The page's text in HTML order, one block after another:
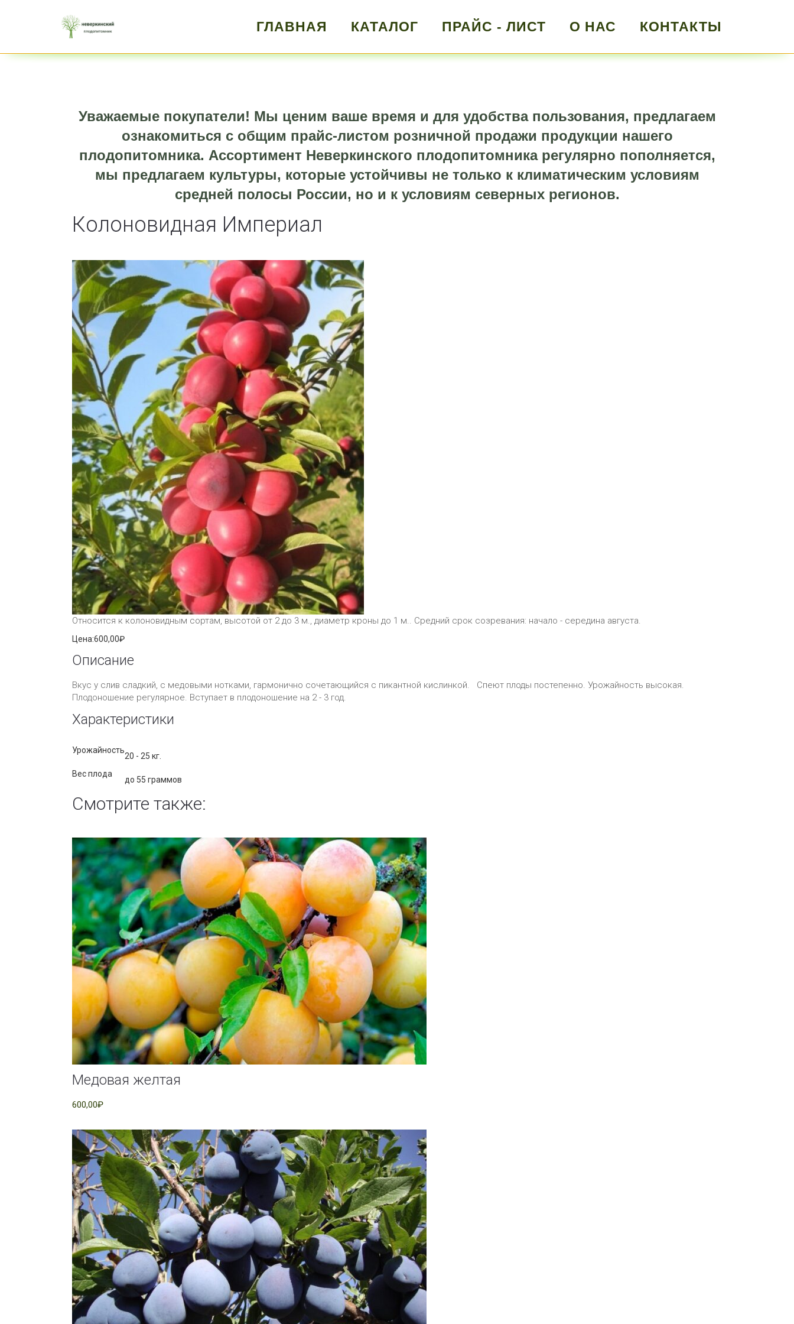
ГЛАВНАЯ КАТАЛОГ ПРАЙС - ЛИСТ О НАС КОНТАКТЫ
Уважаемые покупатели! Мы ценим ваше время и для удобства пользования, предлагаем
ознакомиться с общим прайс-листом розничной продажи продукции нашего
плодопитомника. Ассортимент Неверкинского плодопитомника регулярно пополняется,
мы предлагаем культуры, которые устойчивы не только к климатическим условиям
средней полосы России, но и к условиям северных регионов.
Колоновидная Империал
Относится к колоновидным сортам, высотой от 2 до 3 м., диаметр кроны до 1 м.. Средний срок созревания: начало - середина августа.
Цена:600,00₽
Описание
Вкус у слив сладкий, с медовыми нотками, гармонично сочетающийся с пикантной кислинкой. Спеют плоды постепенно. Урожайность высокая.
Плодоношение регулярное. Вступает в плодоношение на 2 - 3 год.
Характеристики
Урожайность
20 - 25 кг.
Вес плода
до 55 граммов
Смотрите также:
Медовая желтая
600,00₽